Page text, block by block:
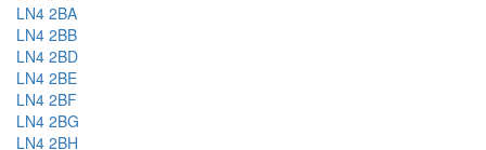
LN4 2BA
LN4 2BB
LN4 2BD
LN4 2BE
LN4 2BF
LN4 2BG
LN4 2BH